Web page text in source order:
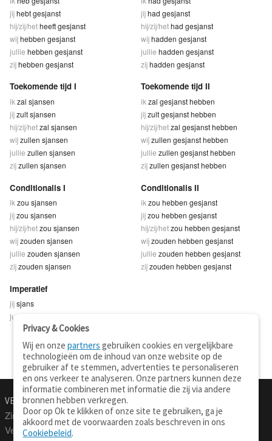
jijhebt gesjanst
hij/zij/hetheeft gesjanst
wijhebben gesjanst
jullie hebben gesjanst
zijhebben gesjanst
jijhad gesjanst
hij/zij/hethad gesjanst
wijhadden gesjanst
jullie hadden gesjanst
zijhadden gesjanst
Toekomende tijd I
ik zal sjansen
jijzult sjansen
hij/zij/hetzal sjansen
wijzullen sjansen
jullie zullen sjansen
zijzullen sjansen
Toekomende tijd II
ik zal gesjanst hebben
jijzult gesjanst hebben
hij/zij/hetzal gesjanst hebben
wijzullen gesjanst hebben
jullie zullen gesjanst hebben
zijzullen gesjanst hebben
Conditionalis I
ik zou sjansen
jijzou sjansen
hij/zij/hetzou sjansen
wijzouden sjansen
jullie zouden sjansen
zijzouden sjansen
Conditionalis II
ik zou hebben gesjanst
jijzou hebben gesjanst
hij/zij/hetzou hebben gesjanst
wijzouden hebben gesjanst
jullie zouden hebben gesjanst
zijzouden hebben gesjanst
Imperatief
jijsjans
jullie
VERTALEN.NU
Zinnen vertalen
Verklarend woordenboek
Over deze site
Privacy & Cookies
Wij en onzepartners gebruiken cookies en vergelijkbare
technologieën om de inhoud van onze website op de
gebruiker af te stemmen, advertenties te personaliseren
en ons verkeer te analyseren. Onze partners kunnen deze
informatie combineren met informatie die zij via andere
bronnen hebben verkregen.
Door op Ok te klikken of onze site te gebruiken, ga je
akkoord met de voorwaarden zoals beschreven in ons
Cookiebeleid.